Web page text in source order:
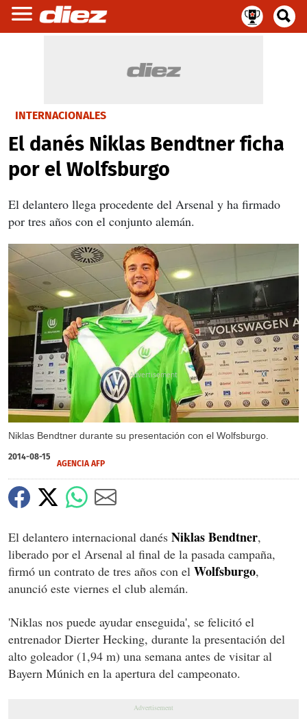
INTERNACIONALES
El danés Niklas Bendtner ficha
por el Wolfsburgo
El delantero llega procedente del Arsenal y ha firmado
por tres años con el conjunto alemán.
Niklas Bendtner durante su presentación con el Wolfsburgo.
X
2014-08-15
AGENCIA AFP
El delantero internacional danés Niklas Bendtner,
liberado por el Arsenal al final de la pasada campaña,
firmó un contrato de tres años con el Wolfsburgo,
anunció este viernes el club alemán.
'Niklas nos puede ayudar enseguida', se felicitó el
entrenador Dierter Hecking, durante la presentación del
alto goleador (1,94 m) una semana antes de visitar al
Bayern Múnich en la apertura del campeonato.